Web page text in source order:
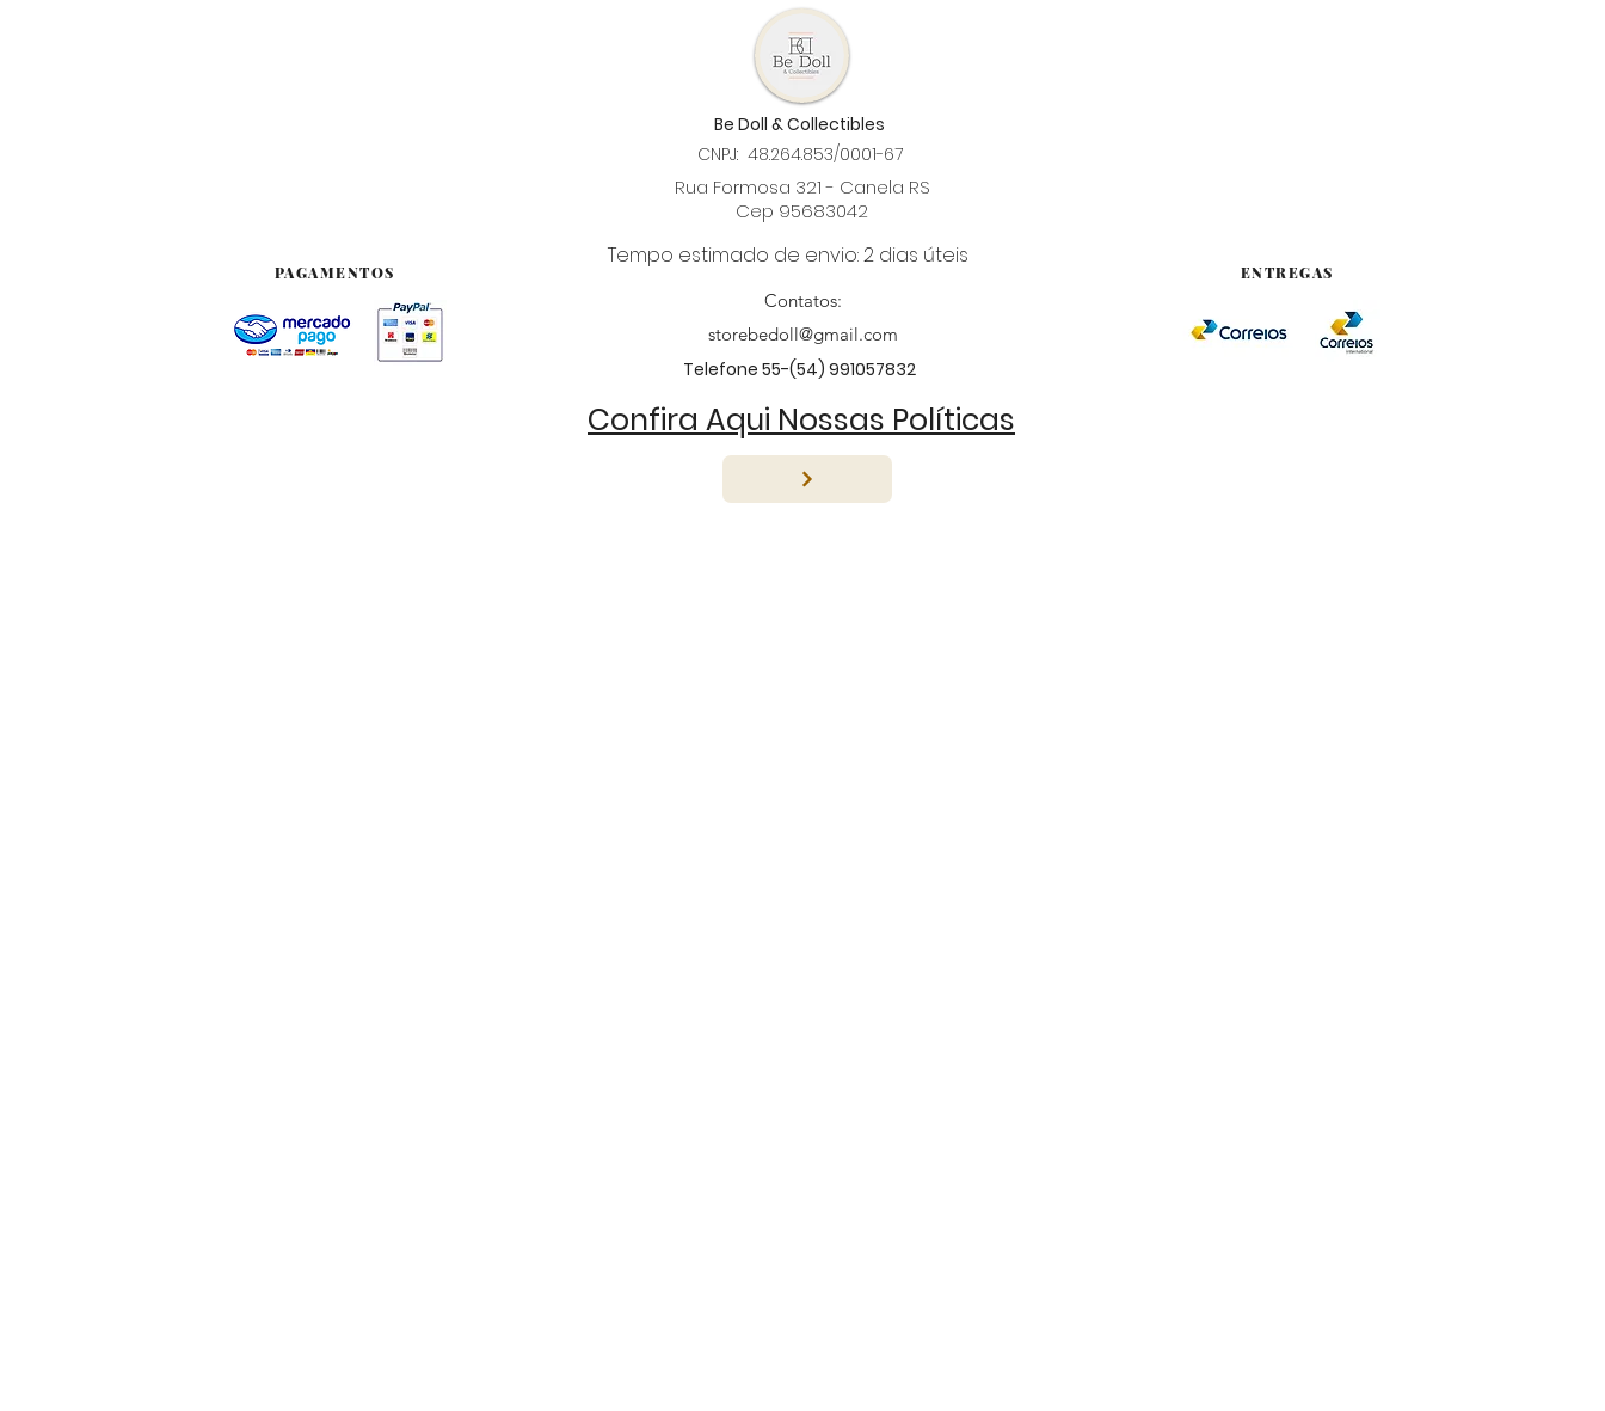
Be Doll & Collectibles
CNPJ: 48.264.853/0001-67
Rua Formosa 321 - Canela RS
Cep 95683042
PAGAMENTOS
Tempo estimado de envio: 2 dias úteis
Contatos:
storebedoll@gmail.com
Telefone 55-(54) 991057832
ENTREGAS
Confira Aqui Nossas Políticas